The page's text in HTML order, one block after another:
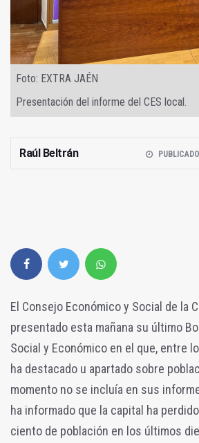
Foto: EXTRA JAÉN
Presentación del informe del CES local.
Raúl Beltrán
El Consejo Económico y Social de la
presentado esta mañana su último
Social y Económico en el que, entre
ha destacado u apartado sobre
momento no se incluía en sus
ha informado que la capital ha
ciento de población en los últimos